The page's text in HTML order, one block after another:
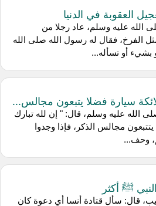
العقوبة في الدنيا
الله عليه وسلم، عاد رجلا من
الفرخ، فقال له رسول الله صلى الله
أو تسأله...
سيارة فضلا يتبعون مجالس...
الله عليه وسلم، قال: " إن لله تبارك
مجالس الذكر، فإذا وجدوا
وحف...
ﷺ أكثر
قال: سأل قتادة أنسا أي دعوة كان